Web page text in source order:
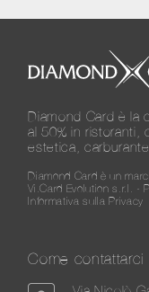
Diamond Card è la
al 50% in ristoranti,
estetica,
Diamond Card è un
Vi.Card Evolution s.r.l. -
Informativa sulla Privacy
Come contattarci